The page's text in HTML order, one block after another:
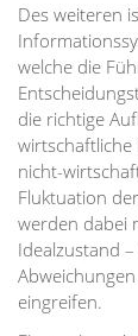
Des weiteren
welche die
die richtige
wirtschaftliche
nicht-
Fluktuation
werden dabei
Idealzustand
eingreifen.